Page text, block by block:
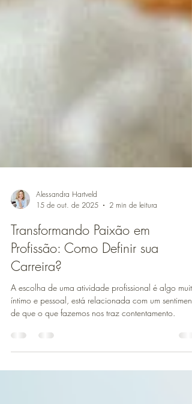
Alessandra Hartveld
15 de out. de 2025
2 min de leitura
Transformando Paixão em
Profissão: Como Definir sua
Carreira?
A escolha de uma atividade profissional é algo muito
íntimo e pessoal, está relacionada com um